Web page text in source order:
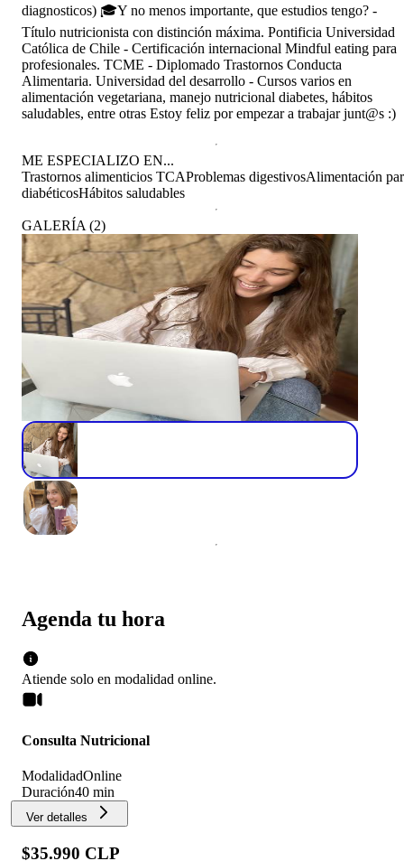
Agenda tu hora
Atiende solo en modalidad online.
Consulta Nutricional
ModalidadOnline
Duración40 min
Ver detalles
$35.990 CLP
diagnosticos) 🎓Y no menos importante, que estudios tengo? -
Título nutricionista con distinción máxima. Pontificia Universidad
Católica de Chile - Certificación internacional Mindful eating para
profesionales. TCME - Diplomado Trastornos Conducta
Alimentaria. Universidad del desarrollo - Cursos varios en
alimentación vegetariana, manejo nutricional diabetes, hábitos
saludables, entre otras Estoy feliz por empezar a trabajar junt@s :)
ME ESPECIALIZO EN...
Trastornos alimenticios TCAProblemas digestivosAlimentación
diabéticosHábitos saludables
GALERÍA (2)